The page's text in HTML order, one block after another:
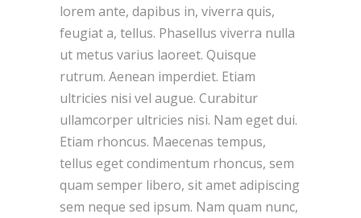
lorem ante, dapibus in, viverra quis,
feugiat a, tellus. Phasellus viverra nulla
ut metus varius laoreet. Quisque
rutrum. Aenean imperdiet. Etiam
ultricies nisi vel augue. Curabitur
ullamcorper ultricies nisi. Nam eget dui.
Etiam rhoncus. Maecenas tempus,
tellus eget condimentum rhoncus, sem
quam semper libero, sit amet adipiscing
sem neque sed ipsum. Nam quam nunc,